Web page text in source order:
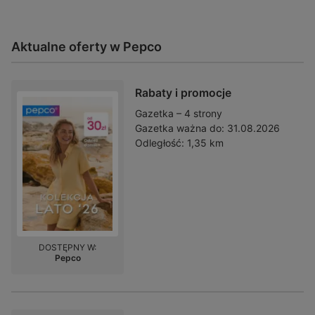
Aktualne oferty w Pepco
Rabaty i promocje
Gazetka – 4 strony
Gazetka ważna do: 31.08.2026
Odległość: 1,35 km
DOSTĘPNY W:
Pepco